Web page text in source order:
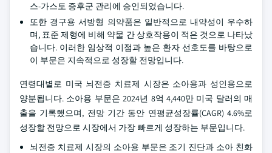
스-가스토 증후군 관리에 승인되었습니다.
또한 경구용 서방형 의약품은 일반적으로 내약성이 우수하
며, 표준 제형에 비해 약물 간 상호작용이 적은 것으로 나타났
습니다. 이러한 임상적 이점과 높은 환자 선호도를 바탕으로
이 부문은 지속적으로 성장할 전망입니다.
연령대별로 미국 뇌전증 치료제 시장은 소아용과 성인용으로
양분됩니다. 소아용 부문은 2024년 8억 4,440만 미국 달러의 매
출을 기록했으며, 전망 기간 동안 연평균성장률(CAGR) 4.6%로
성장할 전망으로 시장에서 가장 빠르게 성장하는 부문입니다.
뇌전증 치료제 시장의 소아용 부문은 조기 진단과 소아 친화